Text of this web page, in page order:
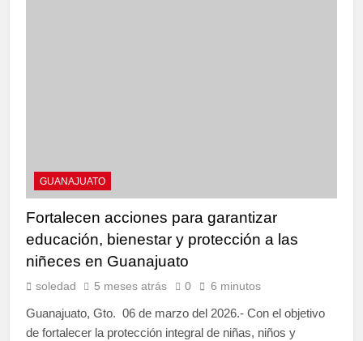
GUANAJUATO
Fortalecen acciones para garantizar
educación, bienestar y protección a las
niñeces en Guanajuato
soledad 5 meses atrás 0 6 minutos
Guanajuato, Gto. 06 de marzo del 2026.- Con el objetivo
de fortalecer la protección integral de niñas, niños y